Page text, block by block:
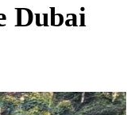
Dubai